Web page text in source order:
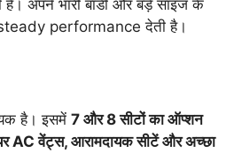
है। अपने भारी बॉडी और बड़े साइज के
steady performance देती है।
है। इसमें 7 और 8 सीटों का ऑप्शन
AC वेंट्स, आरामदायक सीटें और अच्छा